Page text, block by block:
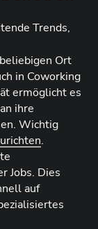
Trends,
Ort
in Coworking
ermöglicht es
ihre
Wichtig
.
Jobs. Dies
auf